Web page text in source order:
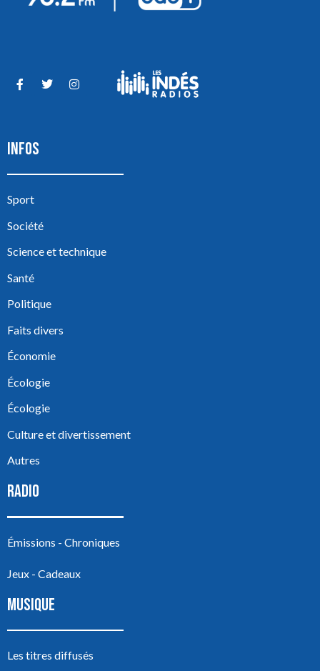
INFOS
Sport
Société
Science et technique
Santé
Politique
Faits divers
Économie
Écologie
Écologie
Culture et divertissement
Autres
RADIO
Émissions - Chroniques
Jeux - Cadeaux
MUSIQUE
Les titres diffusés